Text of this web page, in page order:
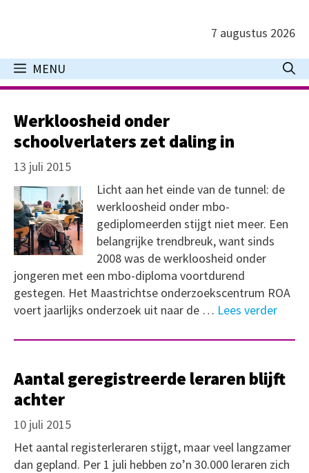
inhoud
7 augustus 2026
MENU
Werkloosheid onder
schoolverlaters zet daling in
13 juli 2015
Licht aan het einde van de tunnel: de
werkloosheid onder mbo-
gediplomeerden stijgt niet meer. Een
belangrijke trendbreuk, want sinds
2008 was de werkloosheid onder
jongeren met een mbo-diploma voortdurend
gestegen. Het Maastrichtse onderzoekscentrum ROA
voert jaarlijks onderzoek uit naar de … Lees verder
Aantal geregistreerde leraren blijft
achter
10 juli 2015
Het aantal registerleraren stijgt, maar veel langzamer
dan gepland. Per 1 juli hebben zo’n 30.000 leraren zich